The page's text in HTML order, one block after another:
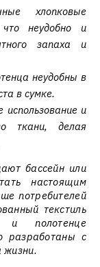
хлопковые
неудобно и
запаха и
неудобны в
в сумке.
использование и
ткани, делая
бассейн или
настоящим
потребителей
текстиль
полотенце
разработаны с
жизни.